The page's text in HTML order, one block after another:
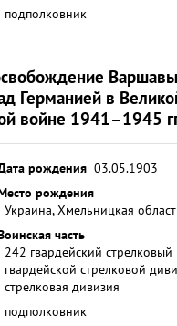
подполковник
Германией в
войне 1941–1945
рождения 03.05.1903
рождения
Украина, Хмельницкая
часть
242 гвардейский стрелковый
гвардейской стрелковой
стрелковая дивизия
подполковник